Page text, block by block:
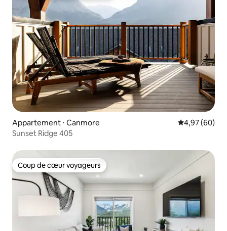
Appartement ⋅ Canmore Évaluation
4,97 (60)
Sunset Ridge 405
Coup de cœur voyageurs
Coup de cœur voyageurs